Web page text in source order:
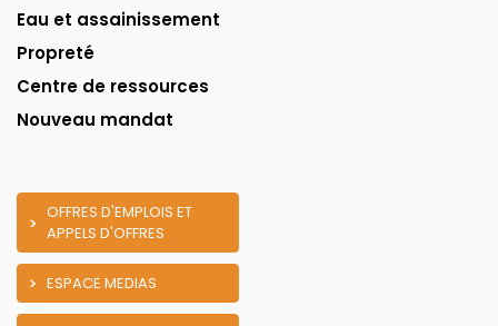
Eau et assainissement
Propreté
Centre de ressources
Nouveau mandat
OFFRES D'EMPLOIS ET
APPELS D'OFFRES
ESPACE MEDIAS